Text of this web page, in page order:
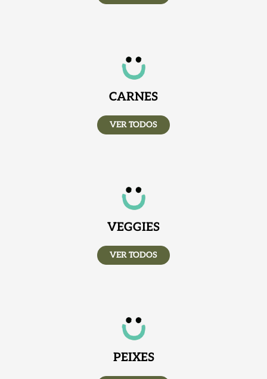
CARNES
VER TODOS
VEGGIES
VER TODOS
PEIXES